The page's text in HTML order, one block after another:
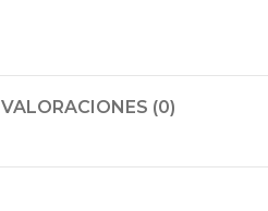
VALORACIONES (0)